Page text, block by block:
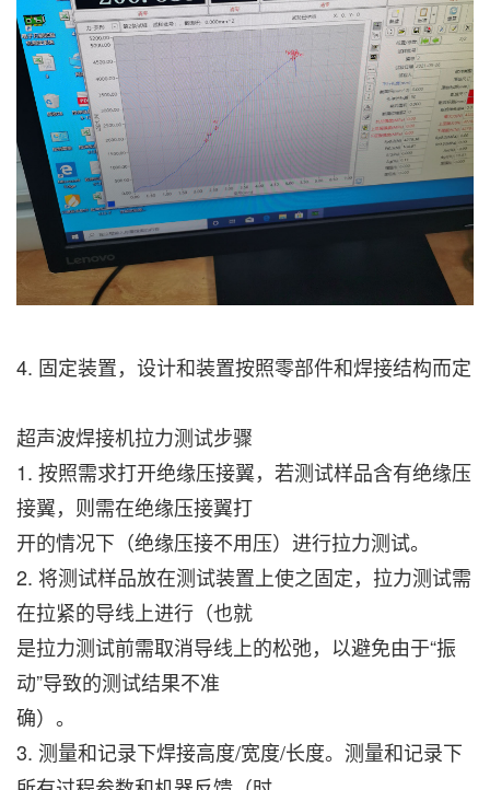
4. 固定装置，设计和装置按照零部件和焊接结构而定
超声波焊接机拉力测试步骤
1. 按照需求打开绝缘压接翼，若测试样品含有绝缘压
接翼，则需在绝缘压接翼打
开的情况下（绝缘压接不用压）进行拉力测试。
2. 将测试样品放在测试装置上使之固定，拉力测试需
在拉紧的导线上进行（也就
是拉力测试前需取消导线上的松弛，以避免由于“振
动”导致的测试结果不准
确）。
3. 测量和记录下焊接高度/宽度/长度。测量和记录下